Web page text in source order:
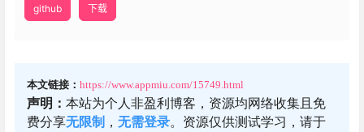
github 下载
本文链接： https://www.appmiu.com/15749.html
声明： 本站为个人非盈利博客，资源均网络收集且免
费分享无限制 ， 无需登录。资源仅供测试学习，请于